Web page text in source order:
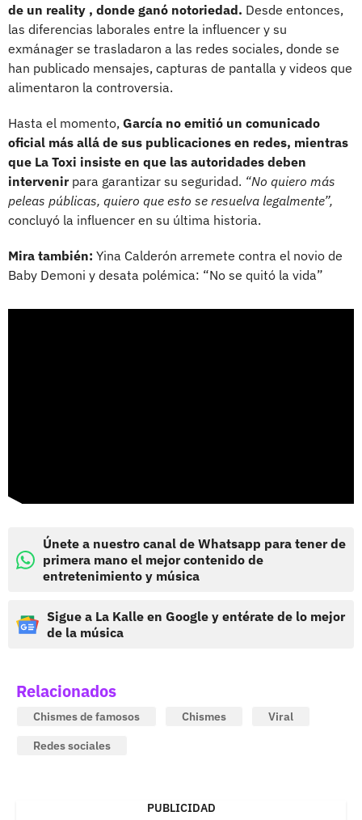
de un reality , donde ganó notoriedad. Desde entonces,
las diferencias laborales entre la influencer y su
exmánager se trasladaron a las redes sociales, donde se
han publicado mensajes, capturas de pantalla y videos que
alimentaron la controversia.
Hasta el momento, García no emitió un comunicado
oficial más allá de sus publicaciones en redes, mientras
que La Toxi insiste en que las autoridades deben
intervenirpara garantizar su seguridad. “No quiero más
peleas públicas, quiero que esto se resuelva legalmente”,
concluyó la influencer en su última historia.
Mira también: Yina Calderón arremete contra el novio de
Baby Demoni y desata polémica: “No se quitó la vida”
Únete a nuestro canal de Whatsapp para tener de
primera mano el mejor contenido de
entretenimiento y música
Sigue a La Kalle en Google y entérate de lo mejor
de la música
Relacionados
Chismes de famosos Chismes
Viral
Redes sociales
PUBLICIDAD